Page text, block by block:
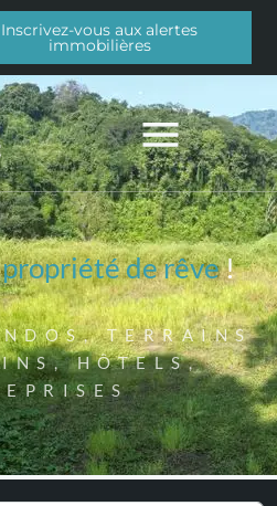
Inscrivez-vous aux alertes
immobilières
propriété de rêve!
TERRAINS
HÔTELS,